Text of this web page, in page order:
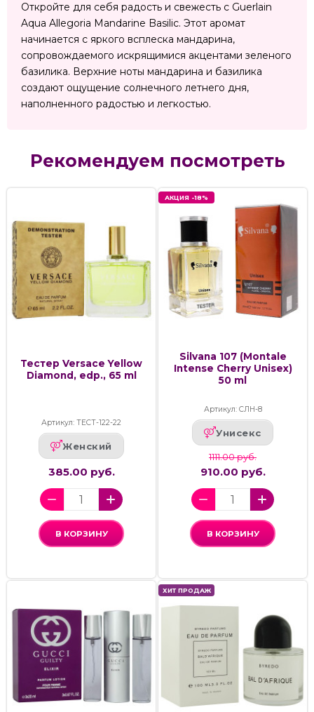
Откройте для себя радость и свежесть с Guerlain
Aqua Allegoria Mandarine Basilic. Этот аромат
начинается с яркого всплеска мандарина,
сопровождаемого искрящимися акцентами зеленого
базилика. Верхние ноты мандарина и базилика
создают ощущение солнечного летнего дня,
наполненного радостью и легкостью.
Рекомендуем посмотреть
Тестер Versace Yellow
Diamond, edp., 65 ml
Артикул: ТЕСТ-122-22
Женский
385.00 руб.
В КОРЗИНУ
АКЦИЯ -18%
Silvana 107 (Montale
Intense Cherry Unisex)
50 ml
Артикул: СЛН-8
Унисекс
1111.00 руб.
910.00 руб.
В КОРЗИНУ
ХИТ ПРОДАЖ